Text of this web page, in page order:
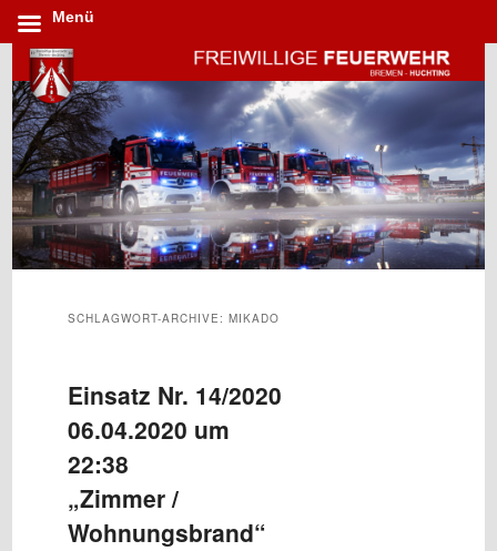
Inhalt
wechseln
sekundären
Inhalt
wechseln
SCHLAGWORT-ARCHIVE:MIKADO
Einsatz Nr. 14/2020
06.04.2020 um
22:38
„Zimmer /
Wohnungsbrand“
Menü